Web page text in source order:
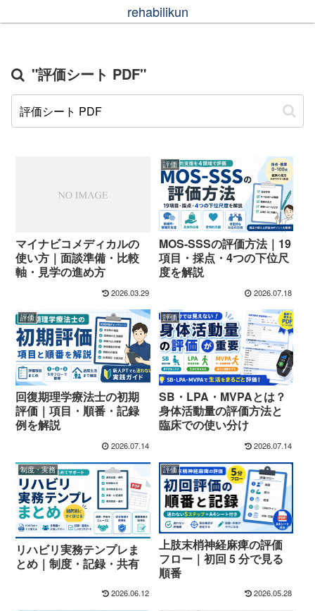
rehabilikun
"評価シート PDF"
マイナビコメディカルの
使い方｜面談準備・比較
軸・見学の進め方
2026.03.29
評価
MOS-SSSの評価方法｜19
項目・採点・4つの下位尺
度を解説
2026.07.18
評価
回復期理学療法士の初期
評価｜項目・順番・記録
例を解説
2026.07.14
評価
SB・LPA・MVPAとは？
身体活動量の評価方法と
臨床での使い分け
2026.07.14
制度・実務
リハビリ実務テンプレま
とめ｜制度・記録・共有
2026.06.12
評価
上肢末梢神経麻痺の評価
フロー｜初回 5 分で見る
順番
2026.05.28